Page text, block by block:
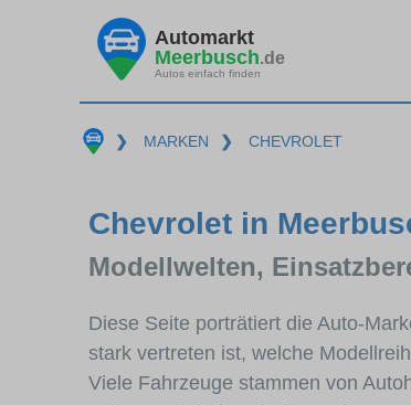
Automarkt
Meerbusch.de
Autos einfach finden
❯ MARKEN ❯ CHEVROLET
Chevrolet in
Modellwelten,
Diese Seite porträtiert die Auto-
stark vertreten ist, welche
Viele Fahrzeuge stammen von